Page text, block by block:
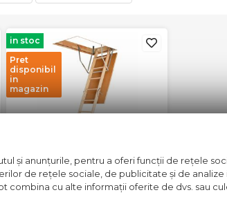
in stoc
Pret
disponibil
in
magazin
și anunțurile, pentru a oferi funcții de rețele
de rețele sociale, de publicitate și de analize
combina cu alte informații oferite de dvs. sau